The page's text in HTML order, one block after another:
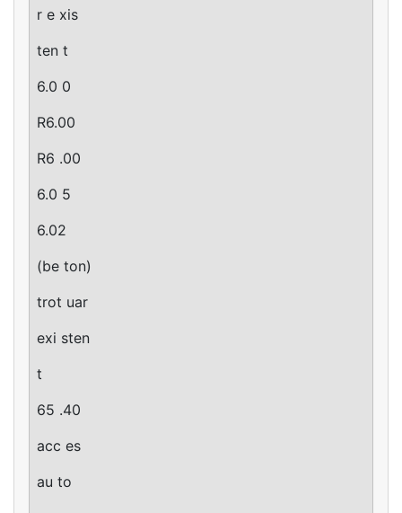
r e xis
ten t
6.0 0
R6.00
R6 .00
6.0 5
6.02
(be ton)
trot uar
exi sten
t
65 .40
acc es
au to